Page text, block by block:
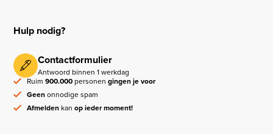
Hulp nodig?
Contactformulier
Antwoord binnen 1 werkdag
Ruim900.000personengingen je voor
Geenonnodige spam
Afmeldenkanop ieder moment!